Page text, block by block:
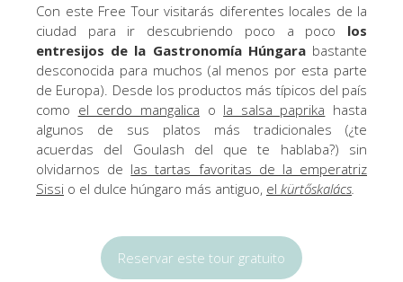
Con este Free Tour visitarás diferentes locales de la
ciudad para ir descubriendo poco a poco los
entresijos de la Gastronomía Húngarabastante
desconocida para muchos (al menos por esta parte
de Europa). Desde los productos más típicos del país
como el cerdo mangalica o la salsa paprika hasta
algunos de sus platos más tradicionales (¿te
acuerdas del Goulash del que te hablaba?) sin
olvidarnos de las tartas favoritas de la emperatriz
Sissi o el dulce húngaro más antiguo, el kürtőskalács
Reservar este tour gratuito